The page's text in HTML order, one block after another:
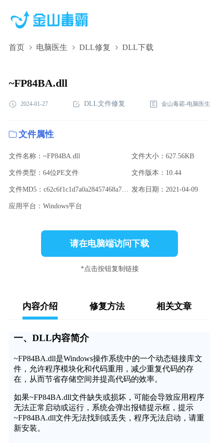
首页 电脑医生 DLL修复 DLL下载
~FP84BA.dll,~FP84BA.dll下载,~FP84BA.dll修复
~FP84BA.dll
2024-01-27 DLL文件修复 金山毒霸-电脑医生
文件属性
文件名称：~FP84BA.dll 文件大小：627.56KB
文件类型：64位PE文件 文件版本：10.44
文件MD5：c62c6f1c1d7a0a28457468a7492240cb 发布日期：2021-04-09
应用平台：Windows平台
请在电脑端访问下载
*点击按钮复制链接
内容介绍 修复方法 相关文章
一、DLL内容简介
~FP84BA.dll是Windows操作系统中的一个动态链接库文
件，允许程序模块化和代码重用，减少重复代码的存
在，从而节省存储空间并提高代码的效率。
如果~FP84BA.dll文件缺失或损坏，可能会导致应用程序
无法正常启动或运行，系统会弹出报错提示框，提示
~FP84BA.dll文件无法找到或丢失，程序无法启动，请重
新安装。